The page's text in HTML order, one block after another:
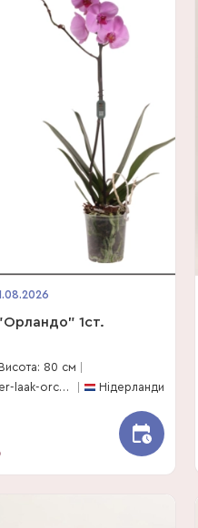
1ст.
Висота: 80 см
Виробник: riza-ter-laak-orchios
Нідерланди